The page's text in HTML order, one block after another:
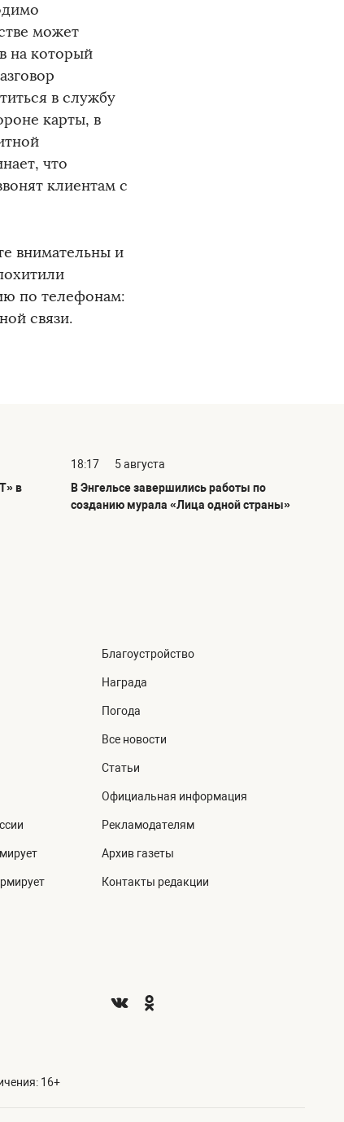
может
на который
в службу
карты, в
что
клиентам с
внимательны и
по телефонам:
связи.
в
18:17
5 августа
В Энгельсе завершились работы по
созданию мурала «Лица одной страны»
Благоустройство
Награда
Погода
Все новости
Статьи
Официальная информация
Рекламодателям
Архив газеты
Контакты редакции
16+